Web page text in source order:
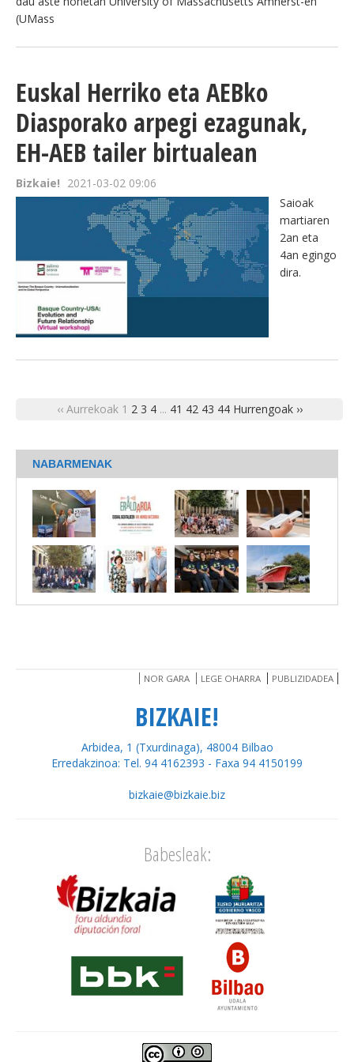
(UMass
Euskal Herriko eta AEBko
Diasporako arpegi ezagunak,
EH-AEB tailer birtualean
Bizkaie! 2021-03-02 09:06
Saioak
martiaren
2an eta
4an egingo
dira.
‹‹ Aurrekoak 1 2 3 4... 41 42 43 44 Hurrengoak ››
NABARMENAK
NOR GARA LEGE OHARRA PUBLIZIDADEA
BIZKAIE!
Arbidea, 1 (Txurdinaga), 48004 Bilbao
Erredakzinoa: Tel. 94 4162393 - Faxa 94 4150199
bizkaie@bizkaie.biz
Babesleak: